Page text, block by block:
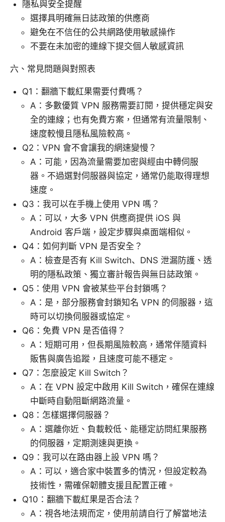
隱私與安全提醒
選擇具明確無日誌政策的供應商
避免在不信任的公共網路使用敏感操作
不要在未加密的連線下提交個人敏感資訊
六、常見問題與對照表
Q1：翻牆下載紅果需要付費嗎？
A：多數優質 VPN 服務需要訂閱，提供穩定與安
全的連線；也有免費方案，但通常有流量限制、
速度較慢且隱私風險較高。
Q2：VPN 會不會讓我的網速變慢？
A：可能，因為流量需要加密與經由中轉伺服
器。不過選對伺服器與協定，通常仍能取得理想
速度。
Q3：我可以在手機上使用 VPN 嗎？
A：可以，大多 VPN 供應商提供 iOS 與
Android 客戶端，設定步驟與桌面端相似。
Q4：如何判斷 VPN 是否安全？
A：檢查是否有 Kill Switch、DNS 泄漏防護、透
明的隱私政策、獨立審計報告與無日誌政策。
Q5：使用 VPN 會被某些平台封鎖嗎？
A：是，部分服務會封鎖知名 VPN 的伺服器，這
時可以切換伺服器或協定。
Q6：免費 VPN 是否值得？
A：短期可用，但長期風險較高，通常伴隨資料
販售與廣告追蹤，且速度可能不穩定。
Q7：怎麼設定 Kill Switch？
A：在 VPN 設定中啟用 Kill Switch，確保在連線
中斷時自動阻斷網路流量。
Q8：怎樣選擇伺服器？
A：選離你近、負載較低、能穩定訪問紅果服務
的伺服器，定期測速與更換。
Q9：我可以在路由器上設 VPN 嗎？
A：可以，適合家中裝置多的情況，但設定較為
技術性，需確保韌體支援且配置正確。
Q10：翻牆下載紅果是否合法？
A：視各地法規而定，使用前請自行了解當地法